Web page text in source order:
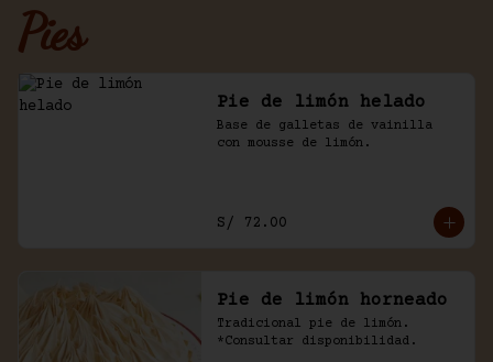
Pies
Pie de limón helado
Base de galletas de vainilla
con mousse de limón.
S/ 72.00
Pie de limón horneado
Tradicional pie de limón.
*Consultar disponibilidad.